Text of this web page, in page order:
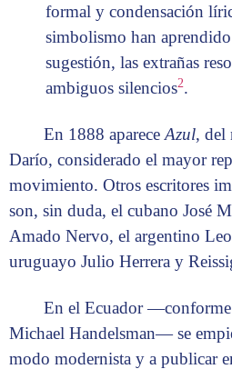
formal y condensación
simbolismo han
sugestión, las extrañas
ambiguos silencios2.
En 1888 apareceAzul, del
Darío, considerado el mayor
movimiento. Otros escritores
son, sin duda, el cubano José
Amado Nervo, el argentino
uruguayo Julio Herrera y
En el Ecuador —conforme
Michael Handelsman— se
modo modernista y a publicar